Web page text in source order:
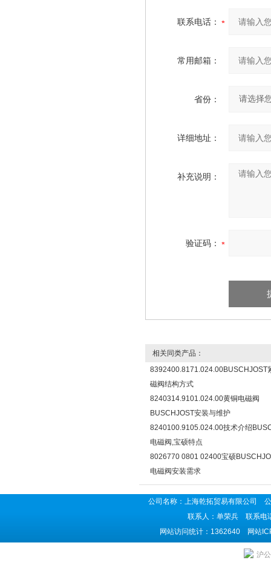
联系电话：
常用邮箱：
省份：
详细地址：
补充说明：
验证码：
相关同类产品：
8392400.8171.024.00BUSCHJOST
磁阀结构方式
8240314.9101.024.00黄铜电磁阀
BUSCHJOST安装与维护
8240100.9105.024.00技术介绍
电磁阀,宝硕特点
8026770 0801 02400宝硕
电磁阀安装需求
公司名称：上海乾拓贸易有限公司
联系人：单荣兵 联系电
网站访问统计：1362640 网站
沪